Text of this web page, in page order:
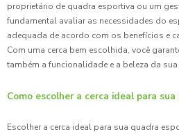
proprietário de quadra esportiva ou um
fundamental avaliar as necessidades do
adequada de acordo com os benefícios e
Com uma cerca bem escolhida, você
também a funcionalidade e a beleza da
Como escolher a cerca ideal para
Escolher a cerca ideal para sua quadra